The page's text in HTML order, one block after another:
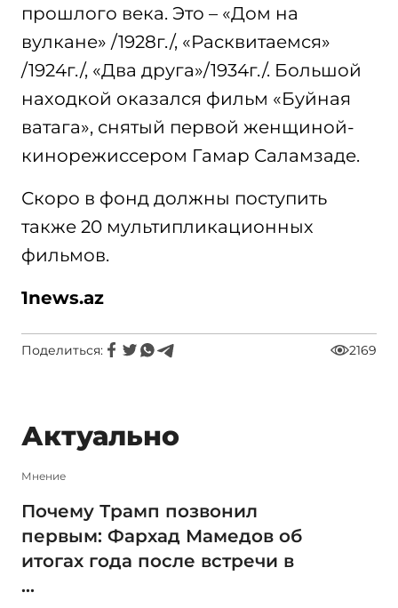
прошлого века. Это – «Дом на
вулкане» /1928г./, «Расквитаемся»
/1924г./, «Два друга»/1934г./. Большой
находкой оказался фильм «Буйная
ватага», снятый первой женщиной-
кинорежиссером Гамар Саламзаде.
Скоро в фонд должны поступить
также 20 мультипликационных
фильмов.
1news.az
Поделиться: 2169
Актуально
Мнение
Почему Трамп позвонил
первым: Фархад Мамедов об
итогах года после встречи в
...